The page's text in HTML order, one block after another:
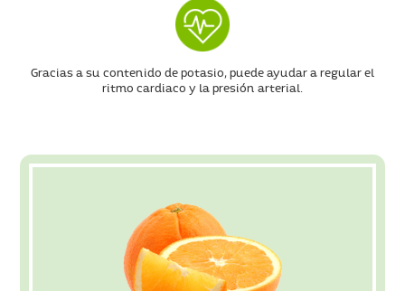
Gracias a su contenido de potasio, puede ayudar a regular el
ritmo cardiaco y la presión arterial.